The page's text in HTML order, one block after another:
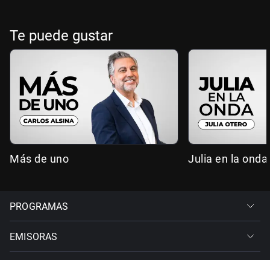
Te puede gustar
Más de uno Julia en la onda
PROGRAMAS
EMISORAS